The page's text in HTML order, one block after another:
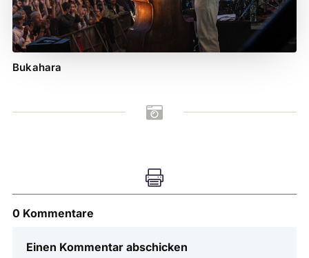
Bukahara


0 Kommentare
Einen Kommentar abschicken